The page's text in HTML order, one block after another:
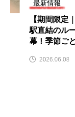
品・サービス紹介｜
2026.08.07
最新情報
【期間限定
駅直結のル
幕！季節ご
2026.06.08